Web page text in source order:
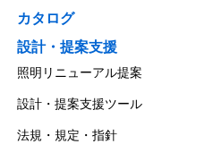
カタログ
設計・提案支援
照明リニューアル提案
設計・提案支援ツール
法規・規定・指針